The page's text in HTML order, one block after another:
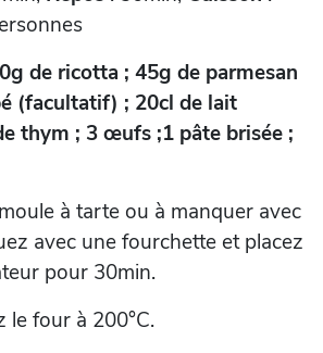
de ricotta ; 45g de parmesan
(facultatif) ; 20cl de lait
thym ; 3 œufs ;1 pâte brisée ;
à tarte ou à manquer avec
avec une fourchette et placez
pour 30min.
le four à 200°C.